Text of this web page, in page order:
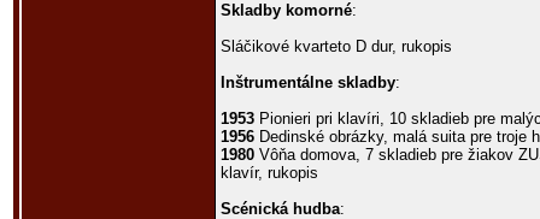
Skladby komorné:
Sláčikové kvarteto D dur, rukopis
Inštrumentálne skladby:
1953 Pionieri pri klavíri, 10 skladieb pre
1956 Dedinské obrázky, malá suita pre troje
1980 Vôňa domova, 7 skladieb pre žiakov
klavír, rukopis
Scénická hudba: